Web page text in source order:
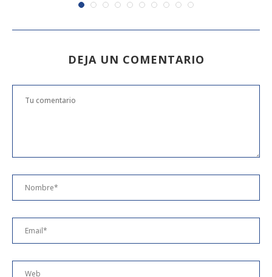
DEJA UN COMENTARIO